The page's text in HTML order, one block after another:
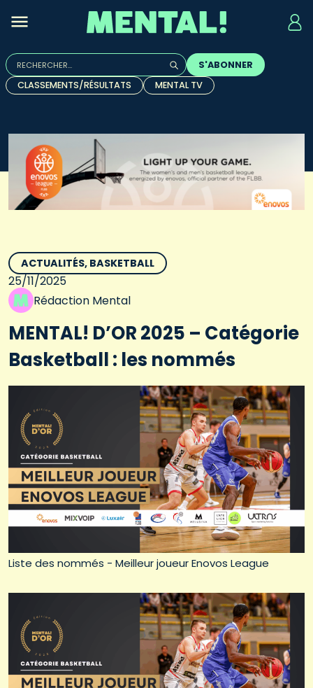
Rechercher :
Quand les résultats de l'auto-complétion sont
S'ABONNER
CLASSEMENTS/RÉSULTATS
MENTAL TV
Liste des nommés - Meilleur joueur Enovos League
ACTUALITÉS BASKETBALL
25/11/2025
Rédaction Mental
MENTAL! D’OR 2025 – Catégorie
Basketball : les nommés